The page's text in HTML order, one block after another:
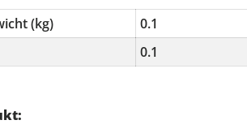
(kg)
0.1
0.1